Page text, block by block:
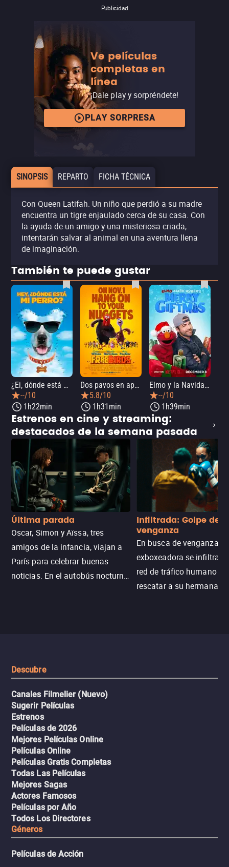
Publicidad
Ve películas
completas en
línea
¡Dale play y sorpréndete!
PLAY SORPRESA
SINOPSIS REPARTO FICHA TÉCNICA
Con Queen Latifah. Un niño que perdió a su madre
encuentra un tigre enjaulado cerca de su casa. Con
la ayuda de un amigo y una misteriosa criada,
intentarán salvar al animal en una aventura llena
de imaginación.
También te puede gustar
¿Ei, dónde está mi perro?
--/10
1h22min
Dos pavos en apuros
5.8/10
1h31min
Elmo y la Navidad mágica de Mark Rober
--/10
1h39min
Estrenos en cine y streaming:
destacados de la semana pasada
Última parada
Oscar, Simon y Aïssa, tres
amigos de la infancia, viajan a
París para celebrar buenas
noticias. En el autobús nocturno
Infiltrada: Golpe de
venganza
En busca de venganza,
exboxeadora se infiltra
red de tráfico humano
rescatar a su hermana
Descubre
Canales Filmelier (Nuevo)
Sugerir Películas
Estrenos
Películas de 2026
Mejores Películas Online
Películas Online
Películas Gratis Completas
Todas Las Películas
Mejores Sagas
Actores Famosos
Películas por Año
Todos Los Directores
Géneros
Películas de Acción